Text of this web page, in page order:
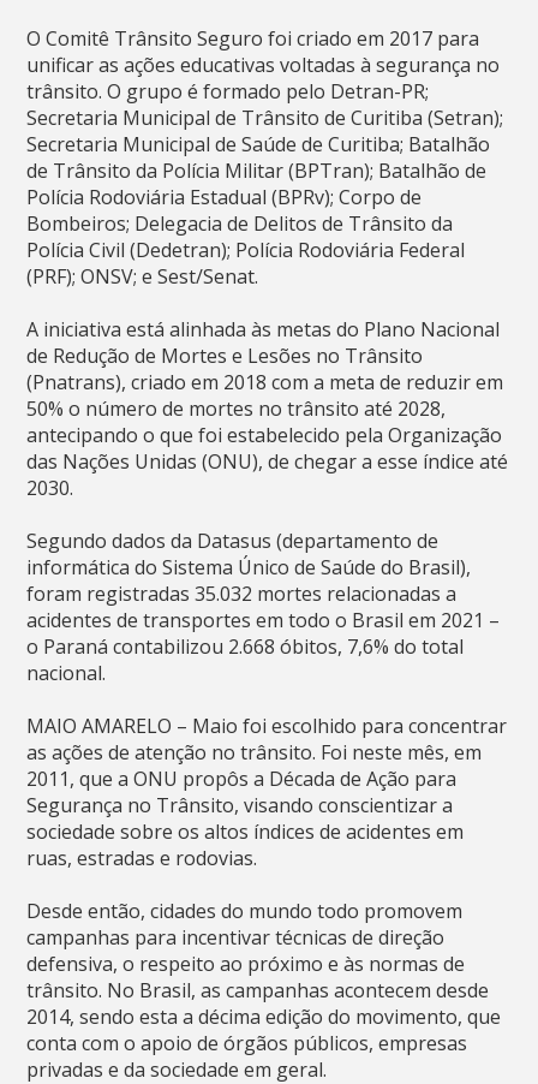
O Comitê Trânsito Seguro foi criado em 2017 para
unificar as ações educativas voltadas à segurança no
trânsito. O grupo é formado pelo Detran-PR;
Secretaria Municipal de Trânsito de Curitiba (Setran);
Secretaria Municipal de Saúde de Curitiba; Batalhão
de Trânsito da Polícia Militar (BPTran); Batalhão de
Polícia Rodoviária Estadual (BPRv); Corpo de
Bombeiros; Delegacia de Delitos de Trânsito da
Polícia Civil (Dedetran); Polícia Rodoviária Federal
(PRF); ONSV; e Sest/Senat.
A iniciativa está alinhada às metas do Plano Nacional
de Redução de Mortes e Lesões no Trânsito
(Pnatrans), criado em 2018 com a meta de reduzir em
50% o número de mortes no trânsito até 2028,
antecipando o que foi estabelecido pela Organização
das Nações Unidas (ONU), de chegar a esse índice até
2030.
Segundo dados da Datasus (departamento de
informática do Sistema Único de Saúde do Brasil),
foram registradas 35.032 mortes relacionadas a
acidentes de transportes em todo o Brasil em 2021 –
o Paraná contabilizou 2.668 óbitos, 7,6% do total
nacional.
MAIO AMARELO – Maio foi escolhido para concentrar
as ações de atenção no trânsito. Foi neste mês, em
2011, que a ONU propôs a Década de Ação para
Segurança no Trânsito, visando conscientizar a
sociedade sobre os altos índices de acidentes em
ruas, estradas e rodovias.
Desde então, cidades do mundo todo promovem
campanhas para incentivar técnicas de direção
defensiva, o respeito ao próximo e às normas de
trânsito. No Brasil, as campanhas acontecem desde
2014, sendo esta a décima edição do movimento, que
conta com o apoio de órgãos públicos, empresas
privadas e da sociedade em geral.